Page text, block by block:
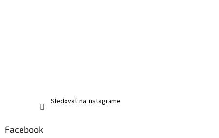
Sledovať na Instagrame
Facebook